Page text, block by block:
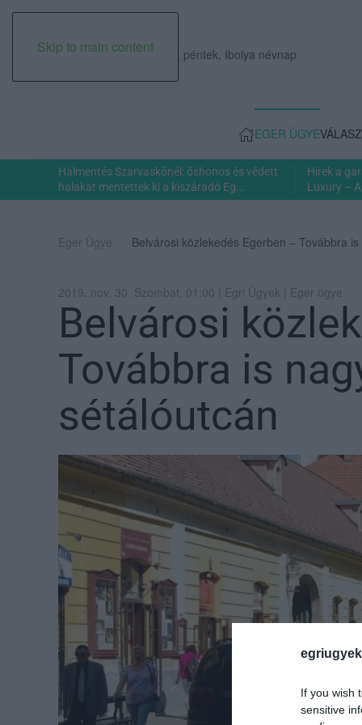
If you wish
sensitive
Skip to main content
2026. augusztus 07., péntek, Ibolya névnap
EGER ÜGYE
Halmentés Szarvaskőnél: őshonos és védett
halakat mentettek ki a kiszáradó Eg...
Hírek a
Luxury –
Eger Ügye Belvárosi közlekedés Egerben – Továbbra
2019. nov. 30. Szombat, 01:00 | Egri Ügyek | Eger ügye
Belvárosi
Továbbra is
sétálóutcán